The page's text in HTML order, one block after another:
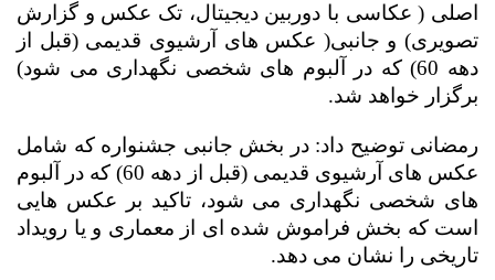
اصلی ( عکاسی با دوربین دیجیتال، تک عکس و گزارش
تصویری) و جانبی( عکس های آرشیوی قدیمی (قبل از
دهه 60) که در آلبوم های شخصی نگهداری می شود)
برگزار خواهد شد.
رمضانی توضیح داد: در بخش جانبی جشنواره که شامل
عکس های آرشیوی قدیمی (قبل از دهه 60) که در آلبوم
های شخصی نگهداری می شود، تاکید بر عکس هایی
است که بخش فراموش شده ای از معماری و یا رویداد
تاریخی را نشان می دهد.